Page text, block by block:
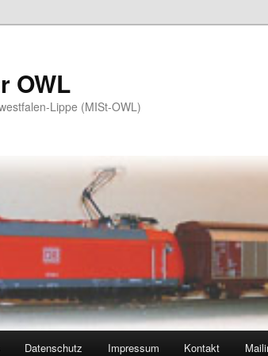
OWL
Lippe (MISt-OWL)
Datenschutz Impressum Kontakt